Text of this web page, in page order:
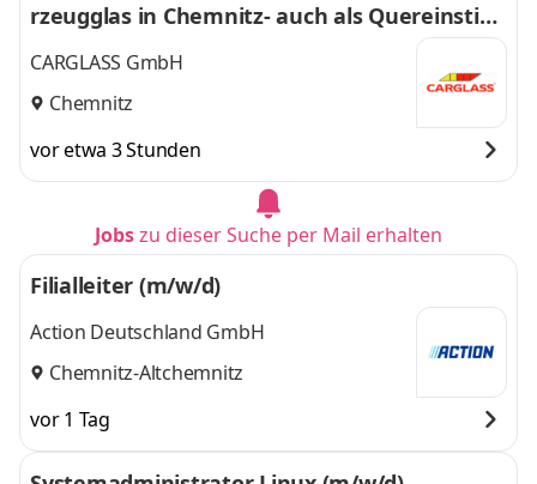
rzeugglas in Chemnitz- auch als Quereinstieg
- 117
CARGLASS GmbH
Chemnitz
vor etwa 3 Stunden
Jobszu dieser Suche per Mail erhalten
Filialleiter (m/w/d)
Action Deutschland GmbH
Chemnitz-Altchemnitz
vor 1 Tag